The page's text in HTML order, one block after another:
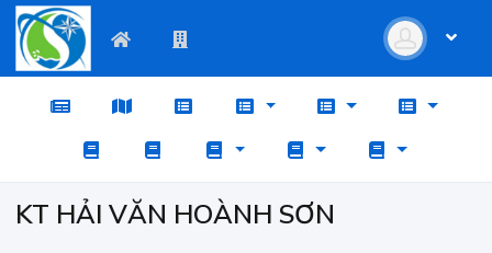
KT HẢI VĂN HOÀNH SƠN